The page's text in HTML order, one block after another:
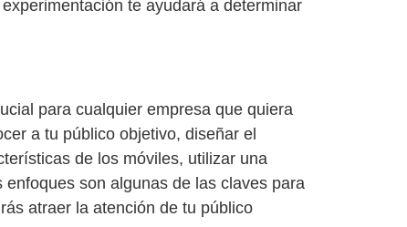
te ayudará a determinar
para cualquier empresa que quiera
a tu público objetivo, diseñar el
de los móviles, utilizar una
son algunas de las claves para
atraer la atención de tu público